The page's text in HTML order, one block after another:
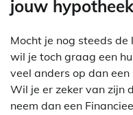
jouw hypotheek
Mocht je nog steeds
wil je toch graag een
veel anders op dan
Wil je er zeker van zijn
neem dan een